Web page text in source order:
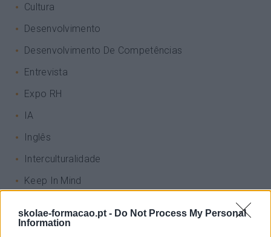
skolae-formacao.pt - Do Not Process My Personal
Information
Cultura
Desenvolvimento
Desenvolvimento De Competências
Entrevista
Expo RH
IA
Inglês
Interculturalidade
Keep In Mind
Mudança